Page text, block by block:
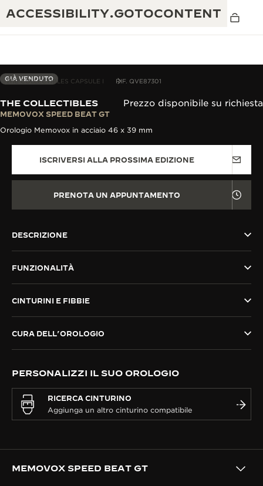
ACCESSIBILITY.GOTOCONTENT
GARANZIA JAEGER-LECOULTRE
THE GOLDEN RATIO MUSICAL SHOW
MOSTRA “THE PERPETUAL
REVERSO STORIES
THE STELLAR ODYSSEY
THE PRECISION PIONEER
ECCELLENZA: OLTRE 190 ANNI DI TRADIZIONE
CREATIVITÀ: OLTRE 430 BREVETTI
MAESTRIA: 108 MESTIERI
THE COLLECTIBLES CAPSULE I RIF. QVE87301
GIÀ VENDUTO
THE COLLECTIBLES
MEMOVOX SPEED BEAT GT
Prezzo disponibile su richiesta
Orologio Memovox in acciaio 46 x 39 mm
ISCRIVERSI ALLA PROSSIMA EDIZIONE
PRENOTA UN APPUNTAMENTO
DESCRIZIONE
FUNZIONALITÀ
CINTURINI E FIBBIE
CURA DELL’OROLOGIO
PERSONALIZZI IL SUO OROLOGIO
RICERCA CINTURINO
MEMOVOX SPEED BEAT GT